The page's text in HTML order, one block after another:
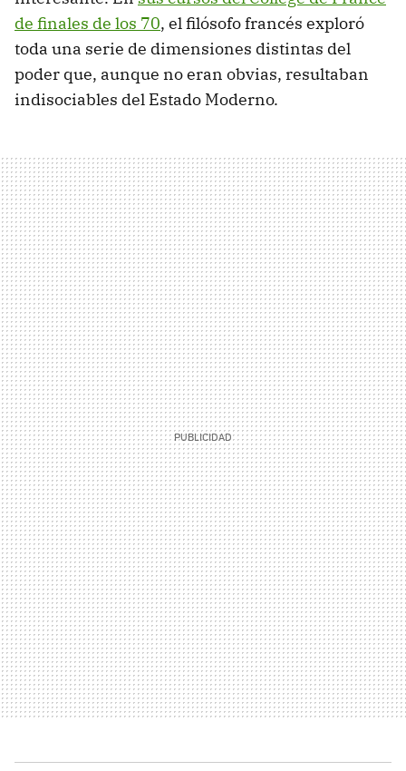
de finales de los 70, el filósofo francés exploró
toda una serie de dimensiones distintas del
poder que, aunque no eran obvias, resultaban
indisociables del Estado Moderno.